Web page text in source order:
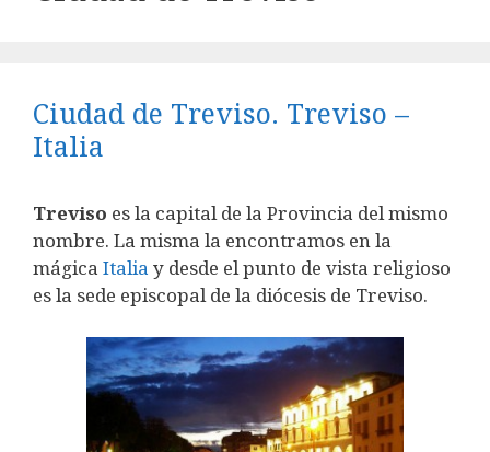
Ciudad de Treviso. Treviso –
Italia
Treviso es la capital de la Provincia del mismo
nombre. La misma la encontramos en la
mágica Italia y desde el punto de vista religioso
es la sede episcopal de la diócesis de Treviso.